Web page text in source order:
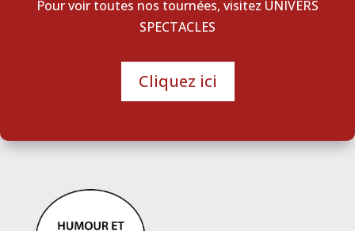
Pour voir toutes nos tournées, visitez UNIVERS
SPECTACLES
Cliquez ici